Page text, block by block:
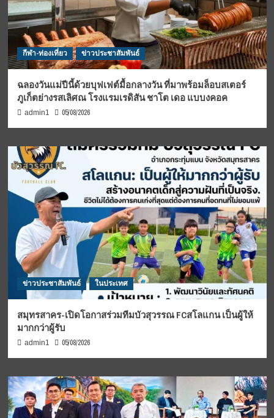
กีฬา-ท่องเที่ยว ข่าวประชาสัมพันธ์
ฉลองวันแม่ปีนี้ด้วยบุฟเฟต์มื้อกลางวัน ที่มาพร้อมล็อบสเตอร์
ภูเก็ตย่างรสเลิศณ โรงแรมเรดิสัน ชาโต เดอ แบบงคอค
admin1 05/08/2026
ข่าวประชาสัมพันธ์ ในประเทศ
สมุทรสาคร-เปิดโอกาสร่วมทีมบัวสุวรรณ FCสโลแกน เป็นผู้ให้
มากกว่าผู้รับ
admin1 05/08/2026